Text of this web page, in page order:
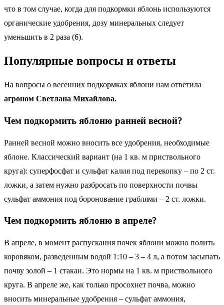
что в том случае, когда для подкормки яблонь используются
органические удобрения, дозу минеральных следует
уменьшить в 2 раза (6).
Популярные вопросы и ответы
На вопросы о весенних подкормках яблони нам ответила
агроном Светлана Михайлова.
Чем подкормить яблоню ранней весной?
Ранней весной можно вносить все удобрения, необходимые
яблоне. Классический вариант (на 1 кв. м приствольного
круга): суперфосфат и сульфат калия под перекопку – по 2 ст.
ложки, а затем нужно разбросать по поверхности почвы
сульфат аммония под боронование граблями – 2 ст. ложки.
Чем подкормить яблоню в апреле?
В апреле, в момент распускания почек яблони можно полить
коровяком, разведенным водой 1:10 – 3 – 4 л, а потом засыпать
почву золой – 1 стакан. Это нормы на 1 кв. м приствольного
круга. В апреле же, как только просохнет почва, можно
вносить минеральные удобрения – сульфат аммония,